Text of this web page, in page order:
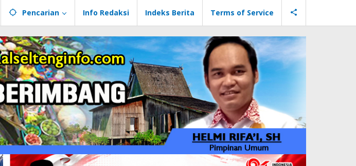
Pencarian Info Redaksi Indeks Berita Terms of Service